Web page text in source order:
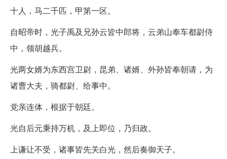
十人，马二千匹，甲第一区。
自昭帝时，光子禹及兄孙云皆中郎将，云弟山奉车都尉侍
中，领胡越兵。
光两女婿为东西宫卫尉，昆弟、诸婿、外孙皆奉朝请，为
诸曹大夫，骑都尉、给事中。
党亲连体，根据于朝廷。
光自后元秉持万机，及上即位，乃归政。
上谦让不受，诸事皆先关白光，然后奏御天子。